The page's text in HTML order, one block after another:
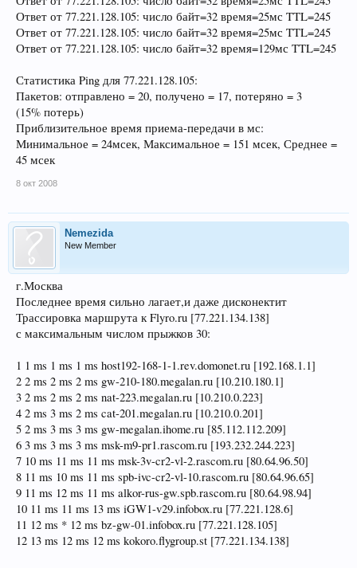
Ответ от 77.221.128.105: число байт=32 время=25мс TTL=245
Ответ от 77.221.128.105: число байт=32 время=25мс TTL=245
Ответ от 77.221.128.105: число байт=32 время=129мс TTL=245
Статистика Ping для 77.221.128.105:
Пакетов: отправлено = 20, получено = 17, потеряно = 3
(15% потерь)
Приблизительное время приема-передачи в мс:
Минимальное = 24мсек, Максимальное = 151 мсек, Среднее =
45 мсек
8 окт 2008
Nemezida
New Member
г.Москва
Последнее время сильно лагает,и даже дисконектит
Трассировка маршрута к Flyro.ru [77.221.134.138]
с максимальным числом прыжков 30:
1 1 ms 1 ms 1 ms host192-168-1-1.rev.domonet.ru [192.168.1.1]
2 2 ms 2 ms 2 ms gw-210-180.megalan.ru [10.210.180.1]
3 2 ms 2 ms 2 ms nat-223.megalan.ru [10.210.0.223]
4 2 ms 3 ms 2 ms cat-201.megalan.ru [10.210.0.201]
5 2 ms 3 ms 3 ms gw-megalan.ihome.ru [85.112.112.209]
6 3 ms 3 ms 3 ms msk-m9-pr1.rascom.ru [193.232.244.223]
7 10 ms 11 ms 11 ms msk-3v-cr2-vl-2.rascom.ru [80.64.96.50]
8 11 ms 10 ms 11 ms spb-ivc-cr2-vl-10.rascom.ru [80.64.96.65]
9 11 ms 12 ms 11 ms alkor-rus-gw.spb.rascom.ru [80.64.98.94]
10 11 ms 11 ms 13 ms iGW1-v29.infobox.ru [77.221.128.6]
11 12 ms * 12 ms bz-gw-01.infobox.ru [77.221.128.105]
12 13 ms 12 ms 12 ms kokoro.flygroup.st [77.221.134.138]